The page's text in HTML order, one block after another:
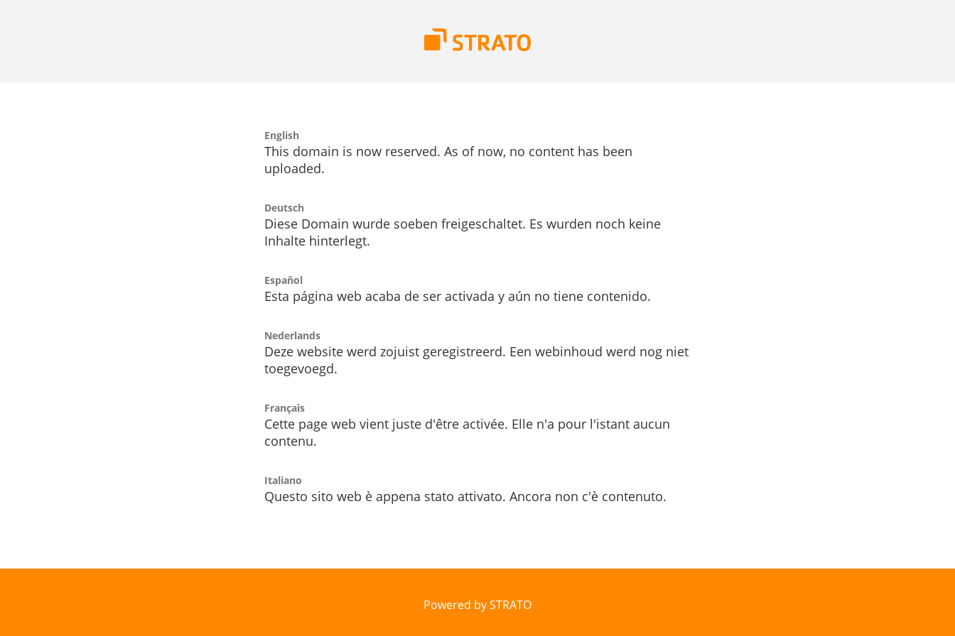
English
This domain is now reserved. As of now, no content has been
uploaded.
Deutsch
Diese Domain wurde soeben freigeschaltet. Es wurden noch keine
Inhalte hinterlegt.
Español
Esta página web acaba de ser activada y aún no tiene contenido.
Nederlands
Deze website werd zojuist geregistreerd. Een webinhoud werd nog niet
toegevoegd.
Français
Cette page web vient juste d'être activée. Elle n'a pour l'istant aucun
contenu.
Italiano
Questo sito web è appena stato attivato. Ancora non c'è contenuto.
Powered by STRATO